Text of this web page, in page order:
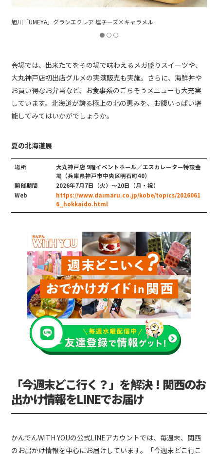
札幌「ISHIYA」飲む白い恋人 ホワイト／ブラック
会場では、出来たてをその場で味わえるメガ盛りスイーツや、
大丸神戸店初出店グルメの実演販売も実施。さらに、海鮮丼や
お買い得なお弁当など、お食事系のごちそうメニューも大充実
しています。北海道が誇る極上の北の恵みを、お腹いっぱい堪
能してみてはいかがでしょうか。
夏の北海道展
場所
大丸神戸店 9階イベントホール／エスカレーター特設会
場（兵庫県神戸市中央区明石町40）
開催期間
2026年7月7日（火）～20日（月・祝）
Web
https://www.daimaru.co.jp/kobe/topics/2026061
6_hokkaido.html
「今週末どこ行く？」を解決！関西のお
出かけ情報をLINEでお届け
かんでんWITH YOUの公式LINEアカウントでは、毎週末、関西
のお出かけ情報を中心にお届けしています。「今週末どこ行こ